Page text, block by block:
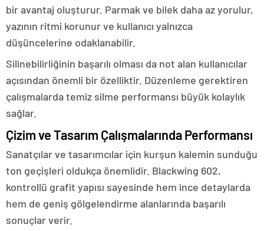
bir avantaj oluşturur. Parmak ve bilek daha az yorulur,
yazının ritmi korunur ve kullanıcı yalnızca
düşüncelerine odaklanabilir.
Silinebilirliğinin başarılı olması da not alan kullanıcılar
açısından önemli bir özelliktir. Düzenleme gerektiren
çalışmalarda temiz silme performansı büyük kolaylık
sağlar.
Çizim ve Tasarım Çalışmalarında Performansı
Sanatçılar ve tasarımcılar için kurşun kalemin sunduğu
ton geçişleri oldukça önemlidir. Blackwing 602,
kontrollü grafit yapısı sayesinde hem ince detaylarda
hem de geniş gölgelendirme alanlarında başarılı
sonuçlar verir.